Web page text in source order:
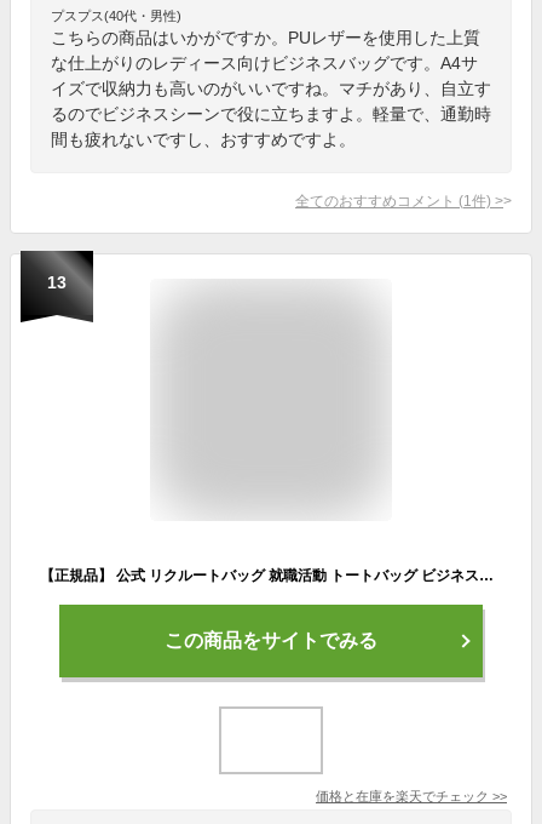
プスプス(40代・男性)
こちらの商品はいかがですか。PUレザーを使用した上質
な仕上がりのレディース向けビジネスバッグです。A4サ
イズで収納力も高いのがいいですね。マチがあり、自立す
るのでビジネスシーンで役に立ちますよ。軽量で、通勤時
間も疲れないですし、おすすめですよ。
全てのおすすめコメント (1 件) >
13
【正規品】 公式 リクルートバッグ 就職活動 トートバッグ ビジネスバッグ PUレザー 仕事用 大容量 軽量 多機能 トート A4 横 おしゃれ ブランド エンボス加工 バッグ 防水 バック レディース トート 大きめ バッグ トートバック パソコンバック 卒業 入学 就活 おしゃれ
この商品をサイトでみる
価格と在庫を楽天でチェック >>